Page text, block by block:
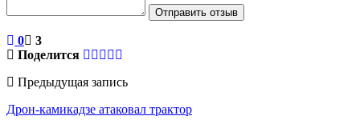
Отправить отзыв
0
3
Поделится
Предыдущая запись
Дрон-камикадзе атаковал трактор